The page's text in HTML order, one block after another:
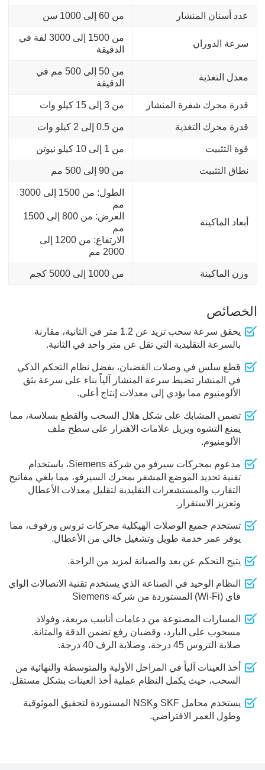
عدد أسنان المنشار من 60 إلى 1000 سن
سرعة الدوران
من 1500 إلى 3000 لفة في
الدقيقة
معدل التغذية
من 50 إلى 500 مم في
الدقيقة
قدرة محرك شفرة المنشار من 3 إلى 15 كيلو وات
قدرة محرك التغذية من 0.5 إلى 2 كيلو وات
قوة التثبيت من 1 إلى 10 كيلو نيوتن
نطاق التثبيت من 90 إلى 500 مم
أبعاد الماكينة
الطول: من 1500 إلى 3000
مم
العرض: من 800 إلى 1500
مم
الارتفاع: من 1200 إلى
2000 مم
وزن الماكينة من 1000 إلى 5000 كجم
الخصائص
يحقق سرعة سحب تزيد عن 1.2 متر في الثانية، مقارنة
بالسرعة التقليدية التي تقل عن متر واحد في الثانية.
قطع سلس في وصلات القضبان، بفضل نظام التحكم الذكي
في المنشار تضبط سرعة المنشار آلياً بناء على سرعة بثق
الألومنيوم مما يؤدي إلى معدلات إنتاج أعلى.
تضمن المشابك على شكل هلال السحب والقطع بسلاسة، مما
يمنع التشوه ويزيل علامات الاهتزاز على سطح ملف
الألومنيوم.
مدعوم بمحركات سيرفو من شركة Siemens، باستخدام
تقنية تحديد الموضع المشفر بمحرك السيرفو، مما يلغي مفاتيح
التقارب والمستشعرات التقليدية لتقليل معدلات الأعطال
وتعزيز الاستقرار.
تستخدم جميع الوصلات الهيكلية محركات تروس ورفوف، مما
يوفر عمر خدمة طويل وتشغيل خالي من الأعطال.
يتيح التحكم عن بعد والصيانة لمزيد من الراحة.
النظام الوحيد في الصناعة الذي يستخدم تقنية الاتصالات الواي
فاي (Wi-Fi) المستوردة من شركة Siemens
المسارات المصنوعة من دعامات أنابيب مربعة، وفولاذ
مسحوب على البارد، وقضبان رفع تضمن الدقة والمتانة.
صلابة التروس 45 درجة، وصلابة الرف 40 درجة.
أخذ العينات آلياً في المراحل الأولية والمتوسطة والنهائية من
السحب، حيث يكمل النظام عملية أخذ العينات بشكل مستقل.
يستخدم محامل SKF وNSK المستوردة لتحقيق الموثوقية
وطول العمر الافتراضي.